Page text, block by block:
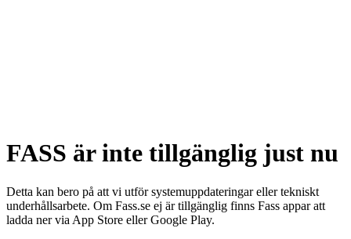
FASS är inte tillgänglig just nu
Detta kan bero på att vi utför systemuppdateringar eller tekniskt
underhållsarbete. Om Fass.se ej är tillgänglig finns Fass appar att
ladda ner via App Store eller Google Play.